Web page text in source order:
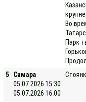
Во
Парк
5
Самара
05.07.2026 15:30
05.07.2026 16:00